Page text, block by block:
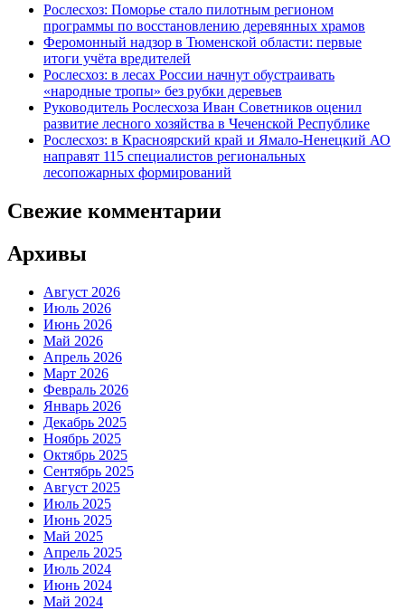
Рослесхоз: Поморье стало пилотным регионом
программы по восстановлению деревянных храмов
Феромонный надзор в Тюменской области: первые
итоги учёта вредителей
Рослесхоз: в лесах России начнут обустраивать
«народные тропы» без рубки деревьев
Руководитель Рослесхоза Иван Советников оценил
развитие лесного хозяйства в Чеченской Республике
Рослесхоз: в Красноярский край и Ямало-Ненецкий АО
направят 115 специалистов региональных
лесопожарных формирований
Свежие комментарии
Архивы
Август 2026
Июль 2026
Июнь 2026
Май 2026
Апрель 2026
Март 2026
Февраль 2026
Январь 2026
Декабрь 2025
Ноябрь 2025
Октябрь 2025
Сентябрь 2025
Август 2025
Июль 2025
Июнь 2025
Май 2025
Апрель 2025
Июль 2024
Июнь 2024
Май 2024